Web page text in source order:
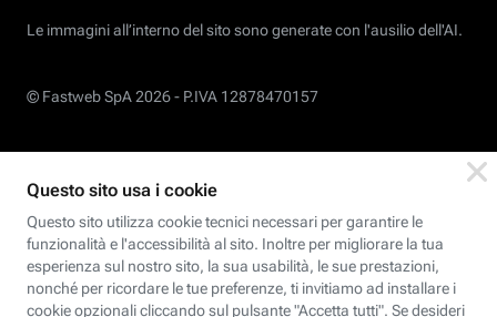
Le immagini all’interno del sito sono generate con l'ausilio dell'AI.
© Fastweb SpA 2026 - P.IVA 12878470157